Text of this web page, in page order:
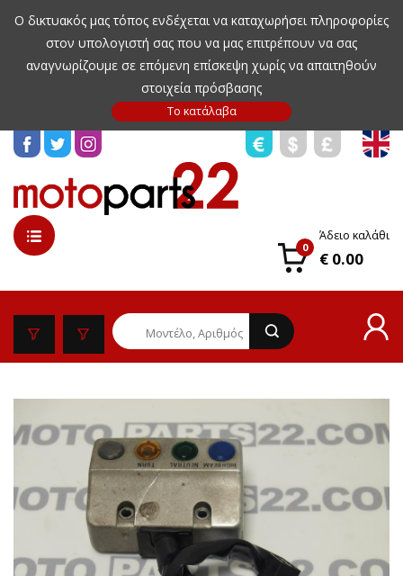
Ο δικτυακός μας τόπος ενδέχεται να καταχωρήσει πληροφορίες
στον υπολογιστή σας που να μας επιτρέπουν να σας
αναγνωρίζουμε σε επόμενη επίσκεψη χωρίς να απαιτηθούν
στοιχεία πρόσβασης
0
Άδειο καλάθι
€ 0.00